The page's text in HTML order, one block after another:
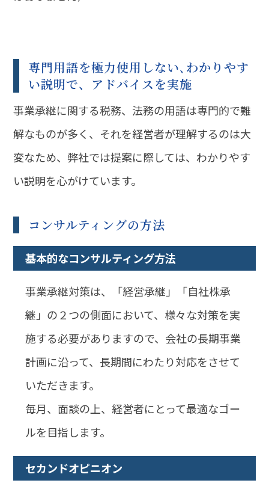
専門用語を極力使用しない､わかりやす
い説明で、アドバイスを実施
事業承継に関する税務、法務の用語は専門的で難
解なものが多く、それを経営者が理解するのは大
変なため、弊社では提案に際しては、わかりやす
い説明を心がけています。
コンサルティングの方法
基本的なコンサルティング方法
事業承継対策は、「経営承継」「自社株承
継」の２つの側面において、様々な対策を実
施する必要がありますので、会社の長期事業
計画に沿って、長期間にわたり対応をさせて
いただきます。
毎月、面談の上、経営者にとって最適なゴー
ルを目指します。
セカンドオピニオン